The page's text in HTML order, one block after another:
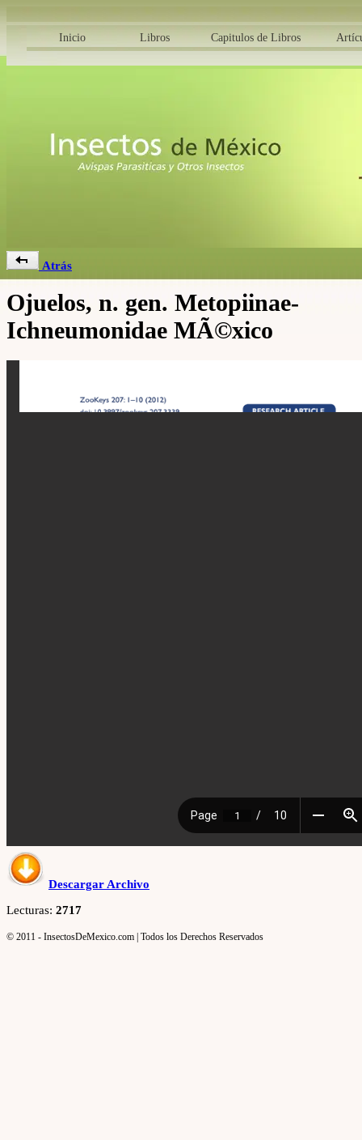
Inicio Libros Capitulos de Libros
Atrás
Ojuelos, n. gen. Metopiinae-
Ichneumonidae MÃ©xico
Descargar Archivo
Lecturas: 2717
© 2011 - InsectosDeMexico.com | Todos los Derechos Reservados